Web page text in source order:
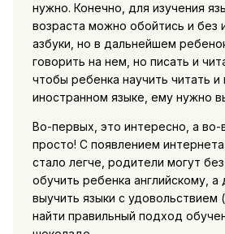
нужно. Конечно, для изучения
возраста можно обойтись и без
азбуки, но в дальнейшем
говорить на нем, но писать и
чтобы ребенка научить читать и
иностранном языке, ему нужно
Во-первых, это интересно, а во-
просто! С появлением
стало легче, родители могут
обучить ребенка английскому, а
выучить языки с удовольствием
найти правильный подход